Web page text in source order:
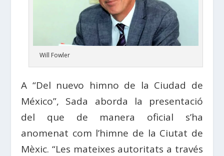
Will Fowler
A “Del nuevo himno de la Ciudad de
México”, Sada aborda la presentació
del que de manera oficial s’ha
anomenat com l’himne de la Ciutat de
Mèxic. “Les mateixes autoritats a través